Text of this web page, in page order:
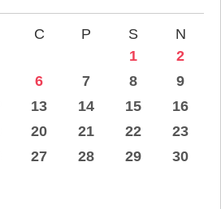
C P S
N
1
2
6 7 8
9
13 14 15
16
20 21 22
23
27 28 29
30